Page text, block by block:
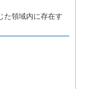
た領域内に存在す